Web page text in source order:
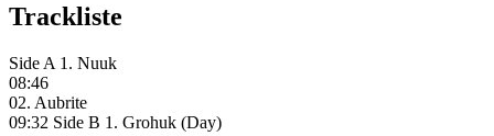
Trackliste
Side A 1. Nuuk
08:46
02. Aubrite
09:32 Side B 1. Grohuk (Day)